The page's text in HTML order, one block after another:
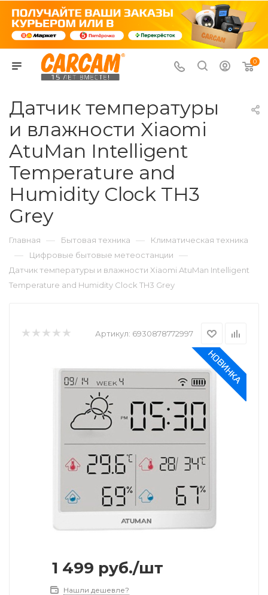
0
Датчик температуры
и влажности Xiaomi
AtuMan Intelligent
Temperature and
Humidity Clock TH3
Grey
Главная — Бытовая техника — Климатическая техника
— Цифровые бытовые метеостанции —
Датчик температуры и влажности Xiaomi AtuMan Intelligent
Temperature and Humidity Clock TH3 Grey
Артикул: 6930878772997
1 499 руб./шт
Нашли дешевле?